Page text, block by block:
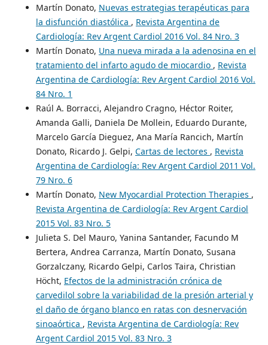
Martín Donato, Nuevas estrategias terapéuticas para
la disfunción diastólica , Revista Argentina de
Cardiología: Rev Argent Cardiol 2016 Vol. 84 Nro. 3
Martín Donato, Una nueva mirada a la adenosina en el
tratamiento del infarto agudo de miocardio , Revista
Argentina de Cardiología: Rev Argent Cardiol 2016 Vol.
84 Nro. 1
Raúl A. Borracci, Alejandro Cragno, Héctor Roiter,
Amanda Galli, Daniela De Mollein, Eduardo Durante,
Marcelo García Dieguez, Ana María Rancich, Martín
Donato, Ricardo J. Gelpi, Cartas de lectores , Revista
Argentina de Cardiología: Rev Argent Cardiol 2011 Vol.
79 Nro. 6
Martín Donato, New Myocardial Protection Therapies ,
Revista Argentina de Cardiología: Rev Argent Cardiol
2015 Vol. 83 Nro. 5
Julieta S. Del Mauro, Yanina Santander, Facundo M
Bertera, Andrea Carranza, Martín Donato, Susana
Gorzalczany, Ricardo Gelpi, Carlos Taira, Christian
Höcht, Efectos de la administración crónica de
carvedilol sobre la variabilidad de la presión arterial y
el daño de órgano blanco en ratas con desnervación
sinoaórtica , Revista Argentina de Cardiología: Rev
Argent Cardiol 2015 Vol. 83 Nro. 3